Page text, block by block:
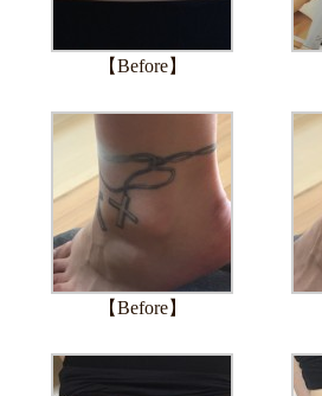
【Before】
【Before】